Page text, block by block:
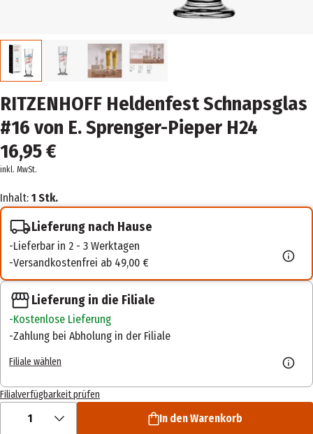
RITZENHOFF Heldenfest Schnapsglas
#16 von E. Sprenger-Pieper H24
16,95 €
inkl. MwSt.
Inhalt: 1 Stk.
Lieferung nach Hause
Lieferbar in 2 - 3 Werktagen
Versandkostenfrei ab 49,00 €
Lieferung in die Filiale
Kostenlose Lieferung
Zahlung bei Abholung in der Filiale
Filiale wählen
Filialverfügbarkeit prüfen
1 In den Warenkorb